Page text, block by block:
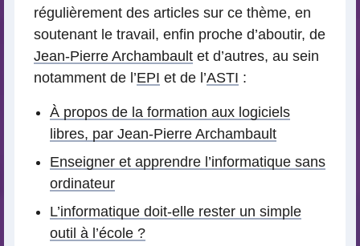
régulièrement des articles sur ce thème, en
soutenant le travail, enfin proche d’aboutir, de
Jean-Pierre Archambault et d’autres, au sein
notamment de l’EPI et de l’ASTI :
À propos de la formation aux logiciels
libres, par Jean-Pierre Archambault
Enseigner et apprendre l’informatique sans
ordinateur
L’informatique doit-elle rester un simple
outil à l’école ?